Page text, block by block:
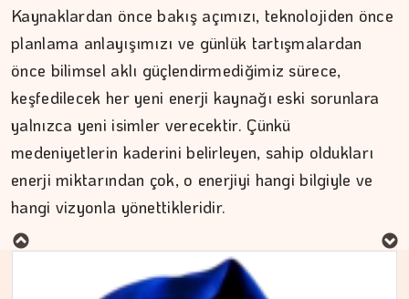
Kaynaklardan önce bakış açımızı, teknolojiden önce
planlama anlayışımızı ve günlük tartışmalardan
önce bilimsel aklı güçlendirmediğimiz sürece,
keşfedilecek her yeni enerji kaynağı eski sorunlara
yalnızca yeni isimler verecektir. Çünkü
medeniyetlerin kaderini belirleyen, sahip oldukları
enerji miktarından çok, o enerjiyi hangi bilgiyle ve
hangi vizyonla yönettikleridir.
MURAT DOĞAN
Aç kalan sadece mideniz…